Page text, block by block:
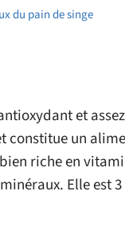
du pain de singe
et
constitue un
riche en
Elle est 3